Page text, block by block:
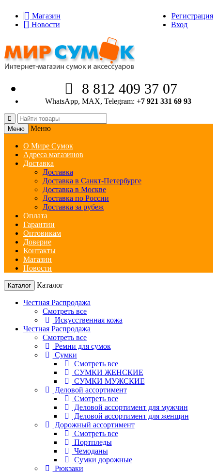
Магазин
Новости
Регистрация
Вход
8 812 409 37 07
WhatsApp, MAX, Telegram: +7 921 331 69 93
Меню Меню
О Мире Сумок
Адреса магазинов
Доставка
Доставка
Доставка в Санкт-Петербурге
Доставка в Москве
Доставка по России
Доставка за рубеж
Оплата
Гарантии
Оптовикам
Доверие
Контакты
Магазин
Новости
Каталог Каталог
Честная Распродажа
Смотреть все
Искусственная кожа
Честная Распродажа
Смотреть все
Ремни для сумок
Сумки
Смотреть все
СУМКИ ЖЕНСКИЕ
СУМКИ МУЖСКИЕ
Деловой ассортимент
Смотреть все
Деловой ассортимент для мужчин
Деловой ассортимент для женщин
Дорожный ассортимент
Смотреть все
Портпледы
Чемоданы
Сумки дорожные
Рюкзаки